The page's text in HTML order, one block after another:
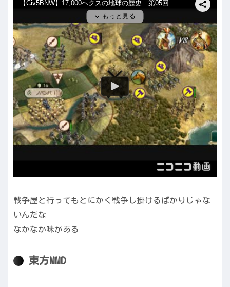
戦争屋と行ってもとにかく戦争し掛けるばかりじゃな
いんだな
なかなか味がある
東方MMD